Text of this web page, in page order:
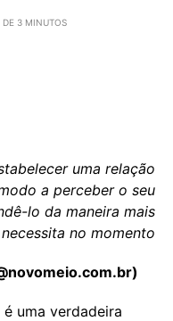
DE 3 MINUTOS
uma relação
a perceber o seu
lo da maneira mais
no momento
)
uma verdadeira